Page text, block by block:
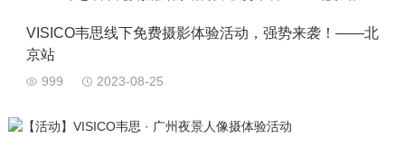
VISICO韦思线下免费摄影体验活动，强势来袭！——北
京站
999 2023-08-25